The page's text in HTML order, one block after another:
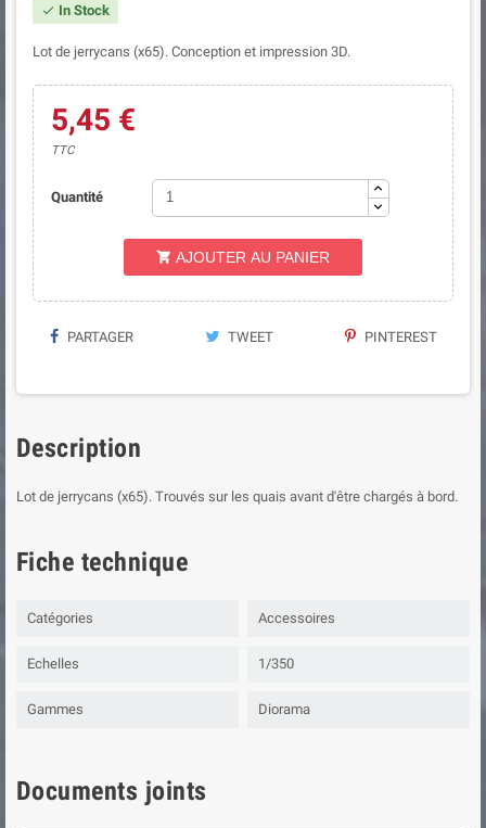
 In Stock
Lot de jerrycans (x65). Conception et impression 3D.
5,45 €
TTC
Quantité
 AJOUTER AU PANIER
PARTAGER TWEET PINTEREST
Description
Lot de jerrycans (x65). Trouvés sur les quais avant d'être chargés à bord.
Fiche technique
Catégories Accessoires
Echelles 1/350
Gammes Diorama
Documents joints